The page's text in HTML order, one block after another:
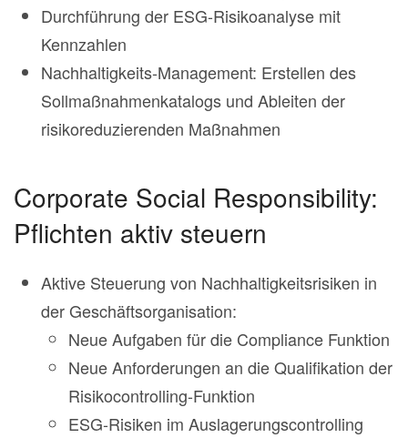
Durchführung der ESG-Risikoanalyse mit
Kennzahlen
Nachhaltigkeits-Management: Erstellen des
Sollmaßnahmenkatalogs und Ableiten der
risikoreduzierenden Maßnahmen
Corporate Social Responsibility:
Pflichten aktiv steuern
Aktive Steuerung von Nachhaltigkeitsrisiken in
der Geschäftsorganisation:
Neue Aufgaben für die Compliance Funktion
Neue Anforderungen an die Qualifikation der
Risikocontrolling-Funktion
ESG-Risiken im Auslagerungscontrolling